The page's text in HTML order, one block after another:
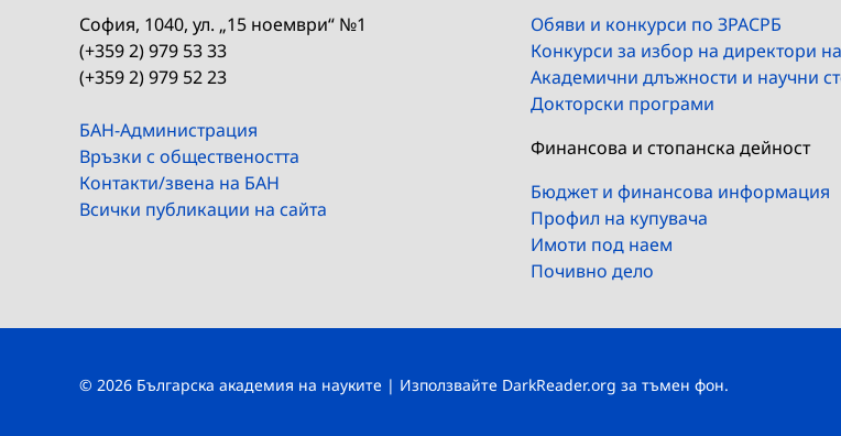
София, 1040, ул. „15 ноември“ №1
(+359 2) 979 53 33
(+359 2) 979 52 23
БАН-Администрация
Връзки с обществеността
Контакти/звена на БАН
Всички публикации на сайта
Обяви и конкурси по ЗРАСРБ
Конкурси за избор на директори
Академични длъжности и научни
Докторски програми
Финансова и стопанска дейност
Бюджет и финансова информация
Профил на купувача
Имоти под наем
Почивно дело
© 2026 Българска академия на науките | Използвайте DarkReader.org за тъмен фон.